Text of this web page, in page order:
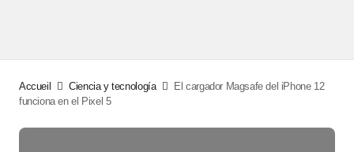
Accueil Ciencia y tecnología
El cargador Magsafe del iPhone 12
funciona en el Pixel 5